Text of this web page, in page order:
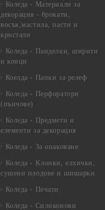
Коледа - Материали за
декорация - брокати,
восък,мастила, пасти и
кристали
Коледа - Панделки, ширити
и конци
Коелда - Папки за релеф
Коледа - Перфоратори
(пънчове)
Коледа - Предмети и
елементи за декорация
Коледа - За опаковане
Коледа - Kлонки, елхички,
сушени плодове и шишарки
Коледа - Печати
Коледа - Силиконови